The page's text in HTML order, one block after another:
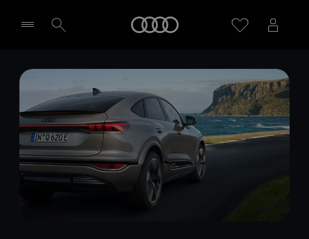
Händler wählen